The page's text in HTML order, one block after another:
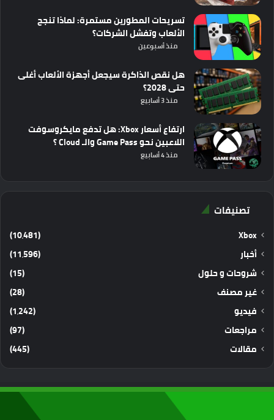
تسريحات المطورين مستمرة: لماذا تنجح
الألعاب وتفشل الشركات؟
منذ أسبوعين
هل نقص الذاكرة سيجعل أجهزة الألعاب أغلى
حتى 2028؟
منذ 3 أسابيع
ارتفاع أسعار Xbox: هل تدفع مايكروسوفت
اللاعبين نحو Game Pass والـ Cloud ؟
منذ 4 أسابيع
تصنيفات
Xbox
(10٬481)
أخبار
(11٬596)
شروحات و حلول
(15)
غير مصنف
(28)
فيديو
(1٬242)
مراجعات
(97)
مقالات
(445)